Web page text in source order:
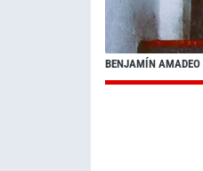
BENJAMÍN AMADEO